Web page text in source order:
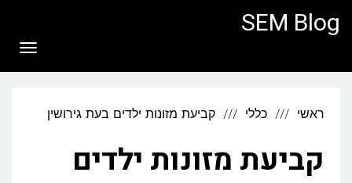
SEM Blog
ראשי כללי קביעת מזונות ילדים בעת גירושין
קביעת מזונות ילדים